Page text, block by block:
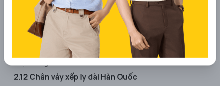
Chân váy xếp ly dài màu nâu
Chân váy màu nâu mang đến cảm giác ấm áp, phù hợp với
phong cách vintage hoặc minimalist. Màu sắc trung tính giúp
dễ phối đồ, đặc biệt là với những gam màu ấm như kem, be
2.12 Chân váy xếp ly dài Hàn Quốc